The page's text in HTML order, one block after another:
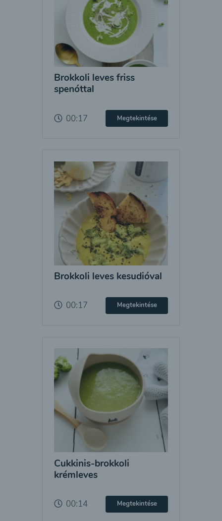
Brokkoli leves friss
spenóttal
00:17 Megtekintése
Brokkoli leves kesudióval
00:17 Megtekintése
Cukkinis-brokkoli
krémleves
00:14 Megtekintése